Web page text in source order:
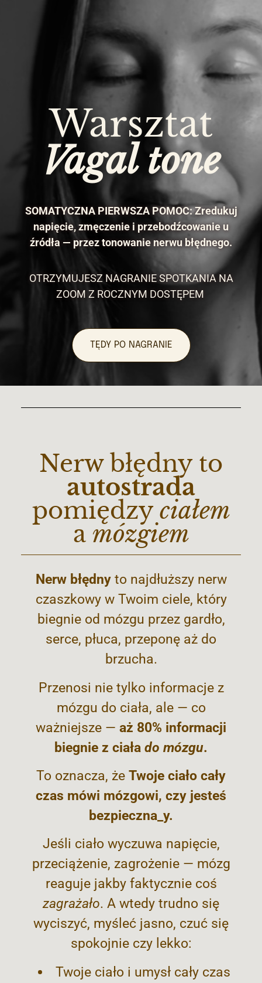
Warsztat
Vagal tone
SOMATYCZNA PIERWSZA POMOC: Zredukuj
napięcie, zmęczenie i przebodźcowanie u
źródła — przez tonowanie nerwu błędnego.
OTRZYMUJESZ NAGRANIE SPOTKANIA NA
ZOOM Z ROCZNYM DOSTĘPEM
TĘDY PO NAGRANIE
Nerw błędny to
autostrada
pomiędzy ciałem
a mózgiem
Nerw błędny to najdłuższy nerw
czaszkowy w Twoim ciele, który
biegnie od mózgu przez gardło,
serce, płuca, przeponę aż do
brzucha.
Przenosi nie tylko informacje z
mózgu do ciała, ale — co
ważniejsze — aż 80% informacji
biegnie z ciała do mózgu.
To oznacza, że Twoje ciało cały
czas mówi mózgowi, czy jesteś
bezpieczna_y.
Jeśli ciało wyczuwa napięcie,
przeciążenie, zagrożenie — mózg
reaguje jakby faktycznie coś
zagrażało. A wtedy trudno się
wyciszyć, myśleć jasno, czuć się
spokojnie czy lekko:
Twoje ciało i umysł cały czas